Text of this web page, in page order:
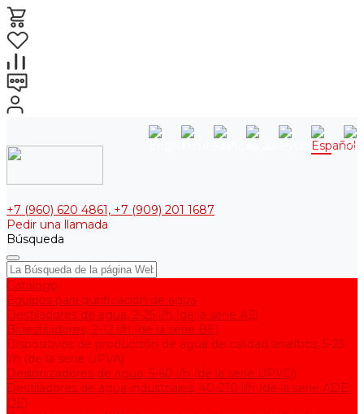
+7 (960) 620 4861, +7 (909) 201 1687
Pedir una llamada
Búsqueda
Catálogo
Equipos para purificación de agua
Destiladores de agua, 2-25 l/h (de la serie АЕ)
Bidestiladores, 2-12 l/h (de la serie BE)
Dispositivos de producción de agua de calidad analítica, 5-25
l/h (de la serie UPVA)
Desionizadores de agua, 5-60 l/h (de la serie UPVD)
Destiladores de agua industriales, 40-210 l/h (de la serie АDE,
DE)